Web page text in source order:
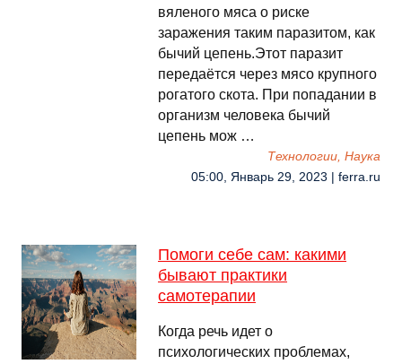
вяленого мяса о риске
заражения таким паразитом, как
бычий цепень.Этот паразит
передаётся через мясо крупного
рогатого скота. При попадании в
организм человека бычий
цепень мож …
Технологии, Наука
05:00, Январь 29, 2023 | ferra.ru
Помоги себе сам: какими
бывают практики
самотерапии
Когда речь идет о
психологических проблемах,